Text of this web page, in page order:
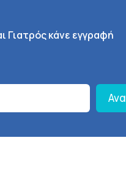
Γιατρός κάνε εγγραφή